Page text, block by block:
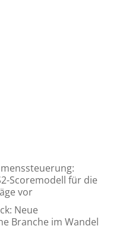
Scoremodell für die
vor
Neue
Branche im Wandel